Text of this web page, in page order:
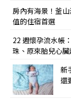
房內有海景！釜
值的住宿首選
22 週懷孕流水帳
珠、原來胎兒心
新
還